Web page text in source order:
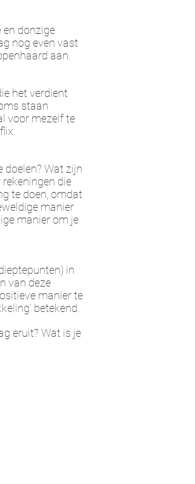
donzige
nog even vast
aan.
het verdient
staan
voor mezelf te
doelen? Wat zijn
die
te doen, omdat
manier
manier om je
in
van deze
manier te
betekend.
eruit? Wat is je